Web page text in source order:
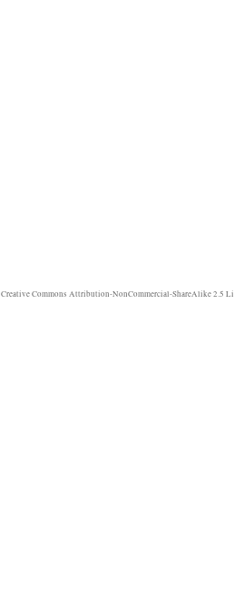
Creative Commons Attribution-NonCommercial-ShareAlike 2.5